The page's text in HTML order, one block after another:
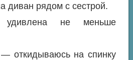
диван рядом с сестрой.
удивлена не меньше
откидываюсь на спинку